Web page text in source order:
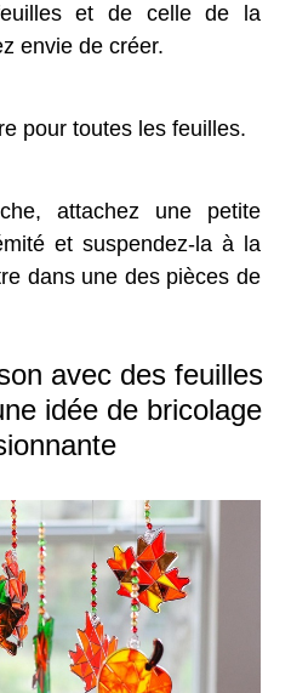
et de celle de la
envie de créer.
pour toutes les feuilles.
attachez une petite
et suspendez-la à la
dans une des pièces de
avec des feuilles
idée de bricolage